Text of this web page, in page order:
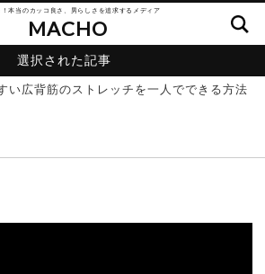
！本当のカッコ良さ、男らしさを追求するメディア
MACHO
選択された記事
い広背筋のストレッチを一人でできる方法